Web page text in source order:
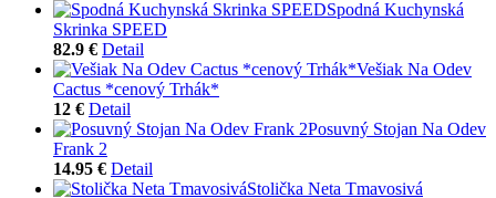
Spodná Kuchynská
Skrinka SPEED
82.9 € Detail
Vešiak Na Odev
Cactus *cenový Trhák*
12 € Detail
Posuvný Stojan Na Odev
Frank 2
14.95 € Detail
Stolička Neta Tmavosivá